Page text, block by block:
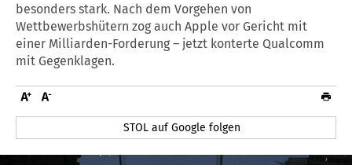
besonders stark. Nach dem Vorgehen von
Wettbewerbshütern zog auch Apple vor Gericht mit
einer Milliarden-Forderung – jetzt konterte Qualcomm
mit Gegenklagen.
STOL auf Google folgen